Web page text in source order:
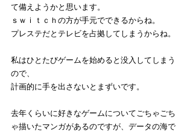
て備えようかと思います。
ｓｗｉｔｃｈの方が手元でできるからね。
プレステだとテレビを占拠してしまうからね。
私はひとたびゲームを始めると没入してしまう
ので、
計画的に手を出さないとまずいです。
去年くらいに好きなゲームについてごちゃごち
ゃ描いたマンガがあるのですが、データの海で